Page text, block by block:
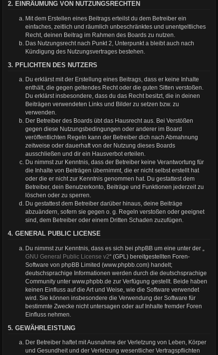
2. EINRÄUMUNG VON NUTZUNGSRECHTEN
Mit dem Erstellen eines Beitrags erteilst du dem Betreiber ein
einfaches, zeitlich und räumlich unbeschränktes und unentgeltliches
Recht, deinen Beitrag im Rahmen des Boards zu nutzen.
Das Nutzungsrecht nach Punkt 2, Unterpunkt a bleibt auch nach
Kündigung des Nutzungsvertrages bestehen.
3. PFLICHTEN DES NUTZERS
Du erklärst mit der Erstellung eines Beitrags, dass er keine Inhalte
enthält, die gegen geltendes Recht oder die guten Sitten verstoßen.
Du erklärst insbesondere, dass du das Recht besitzt, die in deinen
Beiträgen verwendeten Links und Bilder zu setzen bzw. zu
verwenden.
Der Betreiber des Boards übt das Hausrecht aus. Bei Verstößen
gegen diese Nutzungsbedingungen oder anderer im Board
veröffentlichten Regeln kann der Betreiber dich nach Abmahnung
zeitweise oder dauerhaft von der Nutzung dieses Boards
ausschließen und dir ein Hausverbot erteilen.
Du nimmst zur Kenntnis, dass der Betreiber keine Verantwortung für
die Inhalte von Beiträgen übernimmt, die er nicht selbst erstellt hat
oder die er nicht zur Kenntnis genommen hat. Du gestattest dem
Betreiber, dein Benutzerkonto, Beiträge und Funktionen jederzeit zu
löschen oder zu sperren.
Du gestattest dem Betreiber darüber hinaus, deine Beiträge
abzuändern, sofern sie gegen o. g. Regeln verstoßen oder geeignet
sind, dem Betreiber oder einem Dritten Schaden zuzufügen.
4. GENERAL PUBLIC LICENSE
Du nimmst zur Kenntnis, dass es sich bei phpBB um eine unter der „
GNU General Public License v2“ (GPL) bereitgestellten Foren-
Software von phpBB Limited (www.phpbb.com) handelt;
deutschsprachige Informationen werden durch die deutschsprachige
Community unter www.phpbb.de zur Verfügung gestellt. Beide haben
keinen Einfluss auf die Art und Weise, wie die Software verwendet
wird. Sie können insbesondere die Verwendung der Software für
bestimmte Zwecke nicht untersagen oder auf Inhalte fremder Foren
Einfluss nehmen.
5. GEWÄHRLEISTUNG
Der Betreiber haftet mit Ausnahme der Verletzung von Leben, Körper
und Gesundheit und der Verletzung wesentlicher Vertragspflichten